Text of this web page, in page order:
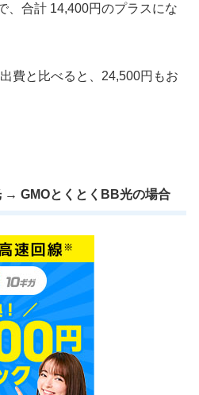
、合計 14,400円のプラスにな
費と比べると、24,500円もお
→ GMOとくとくBB光の場合